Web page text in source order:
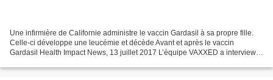
Une infirmière de Californie administre le vaccin Gardasil à sa propre fille.
Celle-ci développe une leucémie et décède Avant et après le vaccin
Gardasil Health Impact News, 13 juillet 2017 L’équipe VAXXED a interviewé